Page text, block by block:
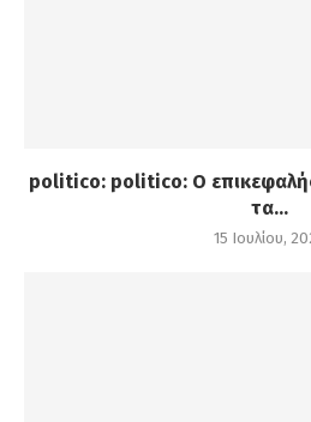
politico: politico: Ο
τα...
15 Ιουλίου,